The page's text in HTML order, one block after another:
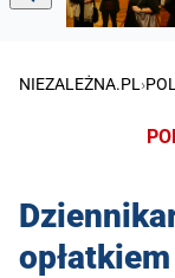
NIEZALEŻNA.PL ›